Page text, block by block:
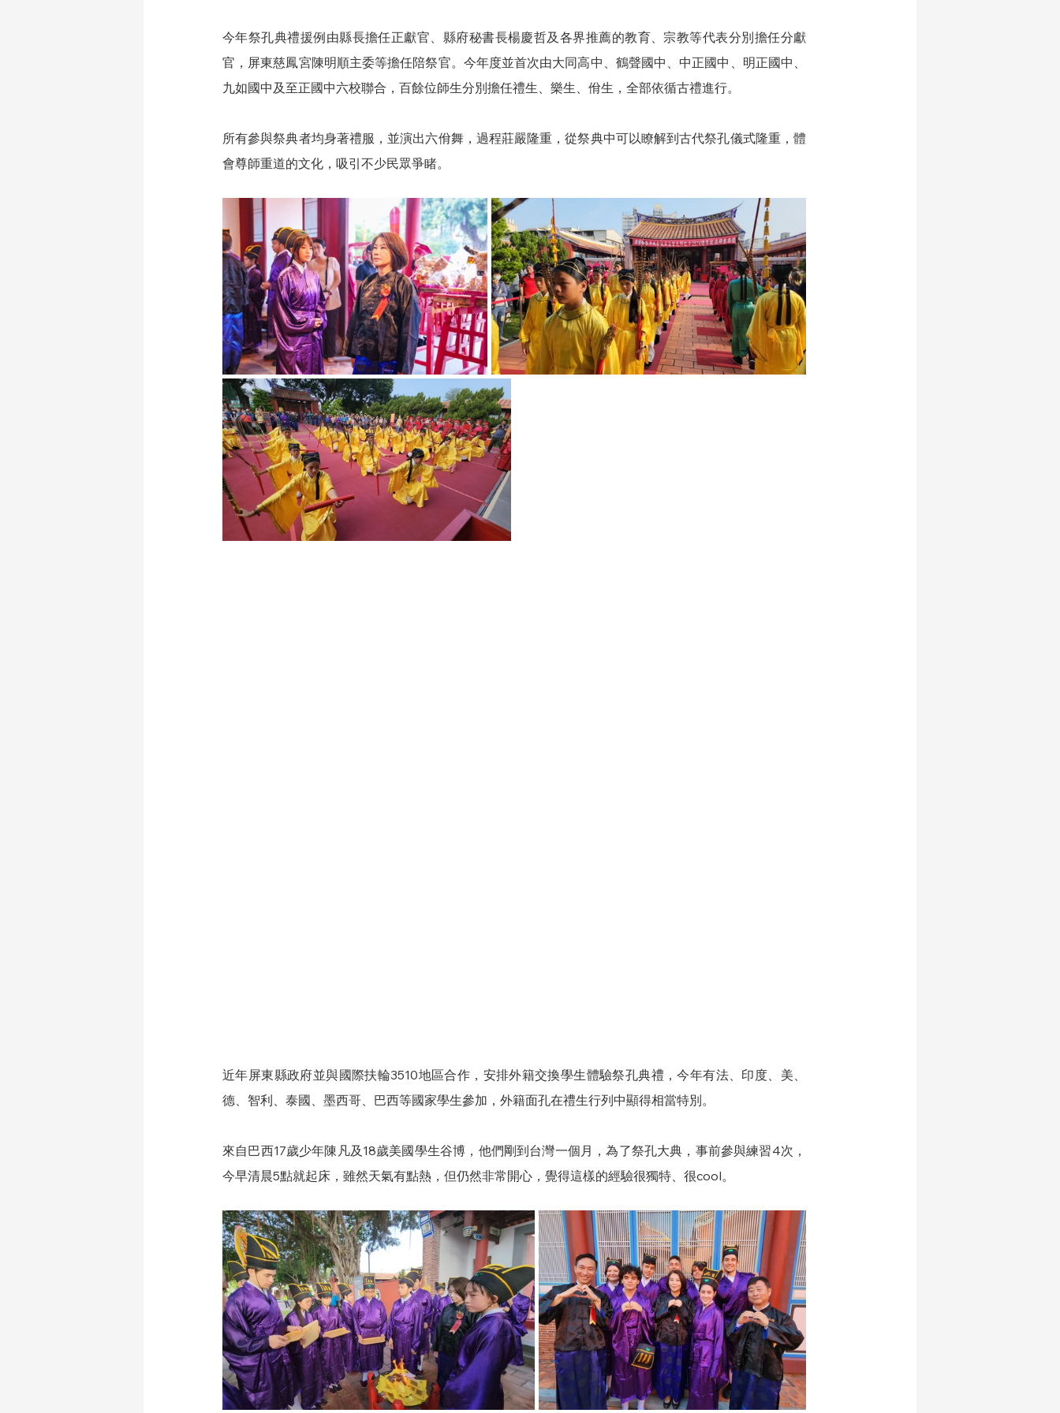
今年祭孔典禮援例由縣長擔任正獻官、縣府秘書長楊慶哲及各界推薦的教育、宗教等代表分別擔任分獻
官，屏東慈鳳宮陳明順主委等擔任陪祭官。今年度並首次由大同高中、鶴聲國中、中正國中、明正國中、
九如國中及至正國中六校聯合，百餘位師生分別擔任禮生、樂生、佾生，全部依循古禮進行。
所有參與祭典者均身著禮服，並演出六佾舞，過程莊嚴隆重，從祭典中可以瞭解到古代祭孔儀式隆重，體
會尊師重道的文化，吸引不少民眾爭睹。
近年屏東縣政府並與國際扶輪3510地區合作，安排外籍交換學生體驗祭孔典禮，今年有法、印度、美、
德、智利、泰國、墨西哥、巴西等國家學生參加，外籍面孔在禮生行列中顯得相當特別。
來自巴西17歲少年陳凡及18歲美國學生谷博，他們剛到台灣一個月，為了祭孔大典，事前參與練習4次，
今早清晨5點就起床，雖然天氣有點熱，但仍然非常開心，覺得這樣的經驗很獨特、很cool。